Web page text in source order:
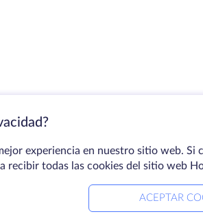
experiencia en nuestro sitio web. Si
recibir todas las cookies del sitio web
ACEPTAR